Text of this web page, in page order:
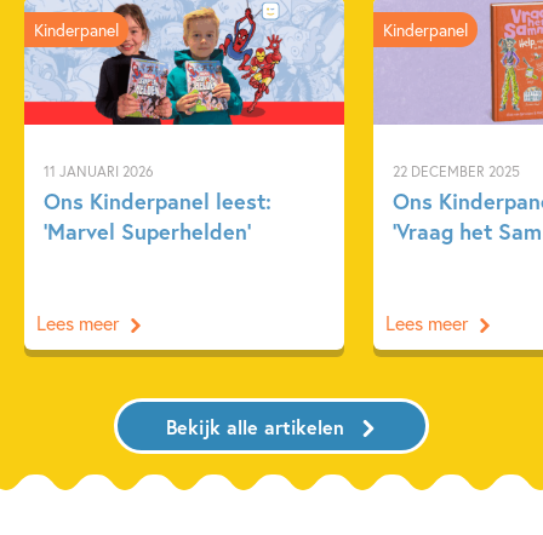
11 JANUARI 2026
Ons Kinderpanel leest:
‘Marvel Superhelden’
Kinderpanel
Lees meer
22 DECEMBER 2025
Ons
‘Vraag het
Kinderpanel
Lees meer
Bekijk alle artikelen